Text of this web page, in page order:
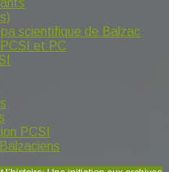
scientifique de Balzac
PCSI et PC
PCSI